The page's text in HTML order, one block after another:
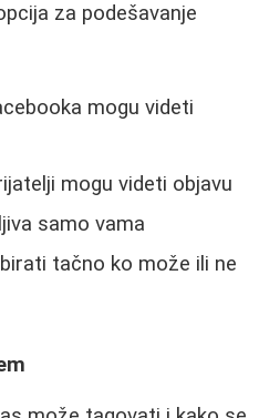
za podešavanje
mogu videti
mogu videti objavu
samo vama
tačno ko može ili ne